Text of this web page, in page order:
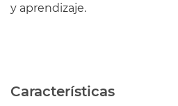
y aprendizaje.
Características